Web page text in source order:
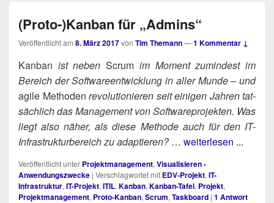
(Proto-)Kanban für „Admins“
Veröffentlicht am 8. März 2017von Tim Themann—1 Kommentar ↓
Kan­ban ist nebenScrum im Moment zumin­dest im
Bereich der Soft­ware­ent­wick­lung in aller Mun­de – und
agi­le Metho­den revo­lu­tio­nie­ren seit eini­gen Jah­ren tat­
säch­lich das Manage­ment von Soft­ware­pro­jek­ten. Was
liegt also näher, als die­se Metho­de auch für den IT-
Infra­struk­tur­be­reich zu adaptieren?… weiterlesen ...
Veröffentlicht unter Projektmanagement, Visualisieren -
Anwendungszwecke | Verschlagwortet mit EDV-Projekt, IT-
Infrastruktur, IT-Projekt, ITIL, Kanban, Kanban-Tafel, Projekt,
Projektmanagement, Proto-Kanban, Scrum, Taskboard | 1 Antwort